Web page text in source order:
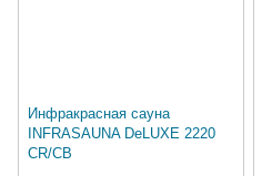
Инфракрасная сауна
INFRASAUNA DeLUXE 2220
CR/CB